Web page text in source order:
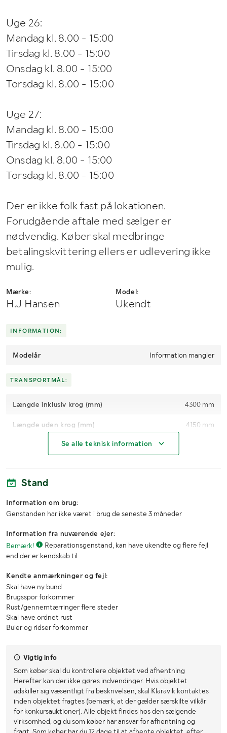
Uge 26:
Mandag kl. 8.00 - 15:00
Tirsdag kl. 8.00 - 15:00
Onsdag kl. 8.00 - 15:00
Torsdag kl. 8.00 - 15:00
Uge 27:
Mandag kl. 8.00 - 15:00
Tirsdag kl. 8.00 - 15:00
Onsdag kl. 8.00 - 15:00
Torsdag kl. 8.00 - 15:00
Der er ikke folk fast på lokationen.
Forudgående aftale med sælger er
nødvendig. Køber skal medbringe
betalingskvittering ellers er udlevering ikke
mulig.
Mærke:
H.J Hansen
Model:
Ukendt
INFORMATION:
Modelår Information mangler
TRANSPORTMÅL:
Længde inklusiv krog (mm) 4300 mm
Længde uden krog (mm) 4150 mm
Højde inklusiv ramme (mm)Se alle teknisk information
Stand
Information om brug:
Genstanden har ikke været i brug de seneste 3 måneder
Information fra nuværende ejer:
Bemærk!
Reparationsgenstand, kan have ukendte og flere fejl
end der er kendskab til
Kendte anmærkninger og fejl:
Skal have ny bund
Brugsspor forkommer
Rust/gennemtærringer flere steder
Skal have ordnet rust
Buler og ridser forkommer
Vigtig info
Som køber skal du kontrollere objektet ved afhentning
Herefter kan der ikke gøres indvendinger. Hvis objektet
adskiller sig væsentligt fra beskrivelsen, skal Klaravik kontaktes
inden objektet fragtes (bemærk, at der gælder særskilte vilkår
for konkursauktioner). Alle objekt findes hos den sælgende
virksomhed, og du som køber har ansvar for afhentning og
fragt. Som køber har du 12 dage til at afhente objektet, efter